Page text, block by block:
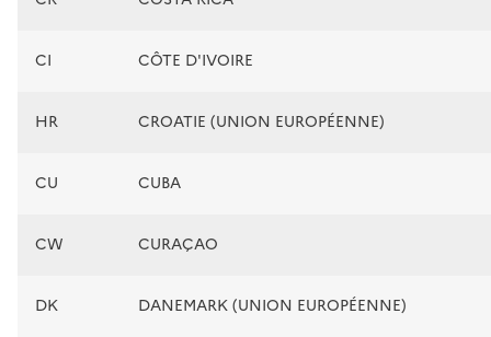
CI CÔTE D'IVOIRE
HR CROATIE (UNION EUROPÉENNE)
CU CUBA
CW CURAÇAO
DK DANEMARK (UNION EUROPÉENNE)